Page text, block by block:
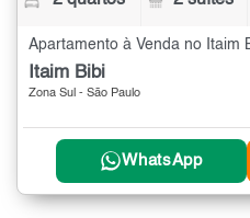
Apartamento à Venda no Itaim
Itaim Bibi
Zona Sul - São Paulo
WhatsApp